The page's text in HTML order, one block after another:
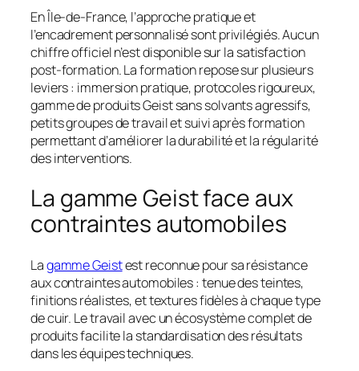
En Île-de-France, l’approche pratique et
l’encadrement personnalisé sont privilégiés. Aucun
chiffre officiel n’est disponible sur la satisfaction
post-formation. La formation repose sur plusieurs
leviers : immersion pratique, protocoles rigoureux,
gamme de produits Geist sans solvants agressifs,
petits groupes de travail et suivi après formation
permettant d’améliorer la durabilité et la régularité
des interventions.
La gamme Geist face aux
contraintes automobiles
Lagamme Geistest reconnue pour sa résistance
aux contraintes automobiles : tenue des teintes,
finitions réalistes, et textures fidèles à chaque type
de cuir. Le travail avec un écosystème complet de
produits facilite la standardisation des résultats
dans les équipes techniques.